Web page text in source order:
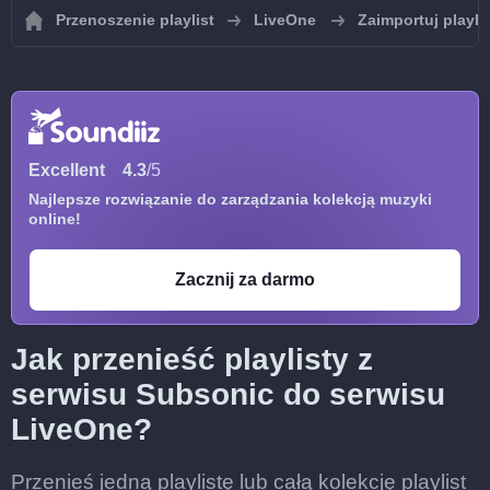
Przenoszenie playlist LiveOne Zaimportuj
Excellent 4.3/5
Najlepsze rozwiązanie do zarządzania kolekcją muzyki
online!
Zacznij za darmo
Jak przenieść playlisty z
serwisu Subsonic do serwisu
LiveOne?
Przenieś jedną playlistę lub całą kolekcję playlist